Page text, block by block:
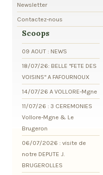
Newsletter
Contactez-nous
Scoops
09 AOUT : NEWS
18/07/26: BELLE "FETE DES
VOISINS" A FAFOURNOUX
14/07/26 A VOLLORE-Mgne
11/07/26 : 3 CEREMONIES
Vollore-Mgne & Le
Brugeron
06/07/2026 : visite de
notre DEPUTE J.
BRUGEROLLES